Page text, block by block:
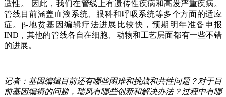
适性。 因此，我们在管线上有遗传性疾病和高发严重疾病。
管线目前涵盖血液系统、眼科和呼吸系统等多个方面的适应
症。β-地贫基因编辑疗法进展比较快，预期明年准备申报
IND，其他的管线各自在细胞、动物和工艺层面都有一些不错
的进展。
记者：基因编辑目前还有哪些困难和挑战和共性问题？对于目
前基因编辑的问题，瑞风有哪些创新和解决办法？过程中有哪